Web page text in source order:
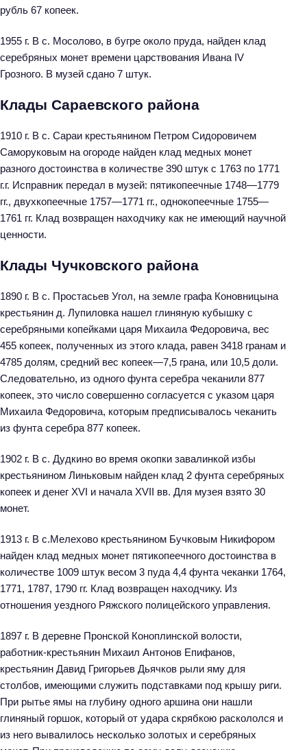
рубль 67 копеек.
1955 г. В с. Мосолово, в бугре около пруда, найден клад
серебряных монет времени царствования Ивана IV
Грозного. В музей сдано 7 штук.
Клады Сараевского района
1910 г. В с. Сараи крестьянином Петром Сидоровичем
Саморуковым на огороде найден клад медных монет
разного достоинства в количестве 390 штук с 1763 по 1771
г.г. Исправник передал в музей: пятикопеечные 1748—1779
гг., двухкопеечные 1757—1771 гг., однокопеечные 1755—
1761 гг. Клад возвращен находчику как не имеющий научной
ценности.
Клады Чучковского района
1890 г. В с. Простасьев Угол, на земле графа Коновницына
крестьянин д. Лупиловка нашел глиняную кубышку с
серебряными копейками царя Михаила Федоровича, вес
455 копеек, полученных из этого клада, равен 3418 гранам и
4785 долям, средний вес копеек—7,5 грана, или 10,5 доли.
Следовательно, из одного фунта серебра чеканили 877
копеек, это число совершенно согласуется с указом царя
Михаила Федоровича, которым предписывалось чеканить
из фунта серебра 877 копеек.
1902 г. В с. Дудкино во время окопки завалинкой избы
крестьянином Линьковым найден клад 2 фунта серебряных
копеек и денег XVI и начала XVII вв. Для музея взято 30
монет.
1913 г. В с.Мелехово крестьянином Бучковым Никифором
найден клад медных монет пятикопеечного достоинства в
количестве 1009 штук весом 3 пуда 4,4 фунта чеканки 1764,
1771, 1787, 1790 гг. Клад возвращен находчику. Из
отношения уездного Ряжского полицейского управления.
1897 г. В деревне Пронской Коноплинской волости,
работник-крестьянин Михаил Антонов Епифанов,
крестьянин Давид Григорьев Дьячков рыли яму для
столбов, имеющими служить подставками под крышу риги.
При рытье ямы на глубину одного аршина они нашли
глиняный горшок, который от удара скрябкою раскололся и
из него вывалилось несколько золотых и серебряных